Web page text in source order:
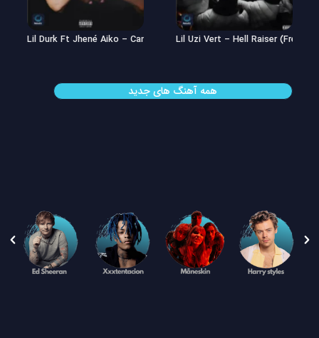
Lil Durk Ft Jhené Aiko – Can’t
Lil Uzi Vert – Double See
همه آهنگ های جدید